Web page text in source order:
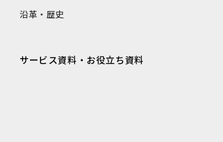
沿革・歴史
サービス資料・お役立ち資料